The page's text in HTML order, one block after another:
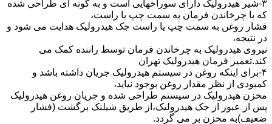
۳-شیر هیدرولیک دارای سوراخهایی است و به گونه ای طراحی شده
که با چرخاندن فرمان به سمت چپ یا راست،
فشار روغن به سمت چپ یا راست جک هیدرولیک هدایت می شود و
در نتیجه،
نیروی هیدرولیک به چرخاندن فرمان توسط راننده کمک می
کند.تعمیر فرمان هیدرولیک تهران
۴-برای اینکه روغن در سیستم هیدرولیک جریان داشته باشد و
کمبودی از نظر مقدار روغن بوجود نیاید،
مخزن هیدرولیک در سیستم طراحی شده و جریان روغن هیدرولیک
پس از عبور از جک هیدرولیک،از طریق شیلنک برگشت (فشار
ضعیف)به مخزن بر می گردد.